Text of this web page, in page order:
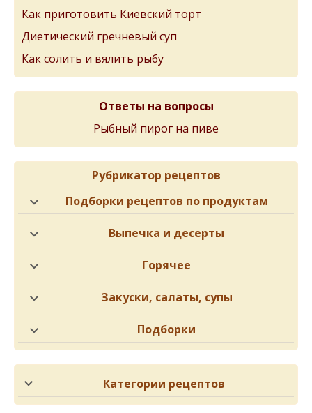
Как приготовить Киевский торт
Диетический гречневый суп
Как солить и вялить рыбу
Ответы на вопросы
Рыбный пирог на пиве
Рубрикатор рецептов
Подборки рецептов по продуктам
Выпечка и десерты
Горячее
Закуски, салаты, супы
Подборки
Категории рецептов